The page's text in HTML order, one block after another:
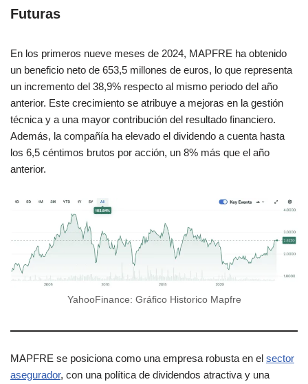
Futuras
En los primeros nueve meses de 2024, MAPFRE ha obtenido
un beneficio neto de 653,5 millones de euros, lo que representa
un incremento del 38,9% respecto al mismo periodo del año
anterior. Este crecimiento se atribuye a mejoras en la gestión
técnica y a una mayor contribución del resultado financiero.
Además, la compañía ha elevado el dividendo a cuenta hasta
los 6,5 céntimos brutos por acción, un 8% más que el año
anterior.
YahooFinance: Gráfico Historico Mapfre
MAPFRE se posiciona como una empresa robusta en el sector
asegurador, con una política de dividendos atractiva y una